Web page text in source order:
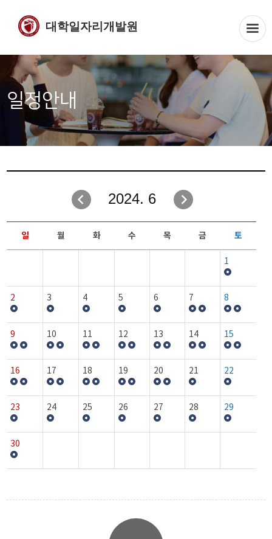
대학일자리개발원
일정안내
2024. 6
일 월 화 수 목 금 토
1
2 3 4 5 6 7 8
9 10 11 12 13 14 15
16 17 18 19 20 21 22
23 24 25 26 27 28 29
30